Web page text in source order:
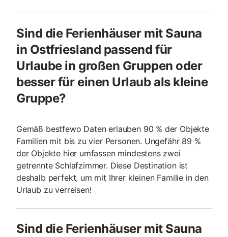
Sind die Ferienhäuser mit Sauna
in Ostfriesland passend für
Urlaube in großen Gruppen oder
besser für einen Urlaub als kleine
Gruppe?
Gemäß bestfewo Daten erlauben 90 % der Objekte
Familien mit bis zu vier Personen. Ungefähr 89 %
der Objekte hier umfassen mindestens zwei
getrennte Schlafzimmer. Diese Destination ist
deshalb perfekt, um mit Ihrer kleinen Familie in den
Urlaub zu verreisen!
Sind die Ferienhäuser mit Sauna